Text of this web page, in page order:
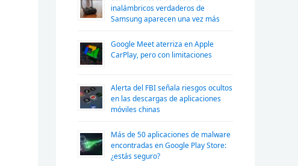
inalámbricos verdaderos de
Samsung aparecen una vez más
Google Meet aterriza en Apple
CarPlay, pero con limitaciones
Alerta del FBI señala riesgos ocultos
en las descargas de aplicaciones
móviles chinas
Más de 50 aplicaciones de malware
encontradas en Google Play Store:
¿estás seguro?